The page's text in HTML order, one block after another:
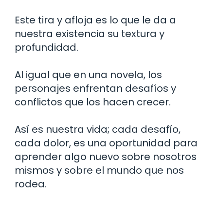
Este tira y afloja es lo que le da a
nuestra existencia su textura y
profundidad.
Al igual que en una novela, los
personajes enfrentan desafíos y
conflictos que los hacen crecer.
Así es nuestra vida; cada desafío,
cada dolor, es una oportunidad para
aprender algo nuevo sobre nosotros
mismos y sobre el mundo que nos
rodea.